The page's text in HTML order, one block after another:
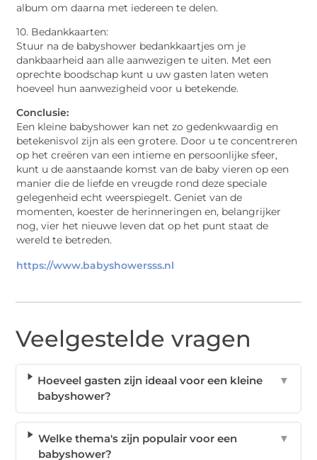
album om daarna met iedereen te delen.
10. Bedankkaarten:
Stuur na de babyshower bedankkaartjes om je
dankbaarheid aan alle aanwezigen te uiten. Met een
oprechte boodschap kunt u uw gasten laten weten
hoeveel hun aanwezigheid voor u betekende.
Conclusie:
Een kleine babyshower kan net zo gedenkwaardig en
betekenisvol zijn als een grotere. Door u te concentreren
op het creëren van een intieme en persoonlijke sfeer,
kunt u de aanstaande komst van de baby vieren op een
manier die de liefde en vreugde rond deze speciale
gelegenheid echt weerspiegelt. Geniet van de
momenten, koester de herinneringen en, belangrijker
nog, vier het nieuwe leven dat op het punt staat de
wereld te betreden.
https://www.babyshowersss.nl
Veelgestelde vragen
Hoeveel gasten zijn ideaal voor een kleine
babyshower?
▼
Welke thema's zijn populair voor een
babyshower?
▼